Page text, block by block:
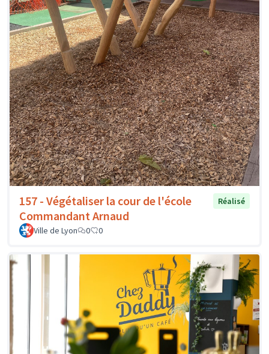
157 - Végétaliser la cour de l'école
Commandant Arnaud
Réalisé
Ville de Lyon 0 0